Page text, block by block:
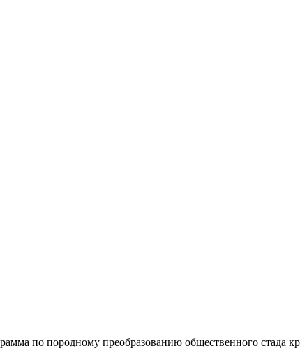
по породному преобразованию общественного стада